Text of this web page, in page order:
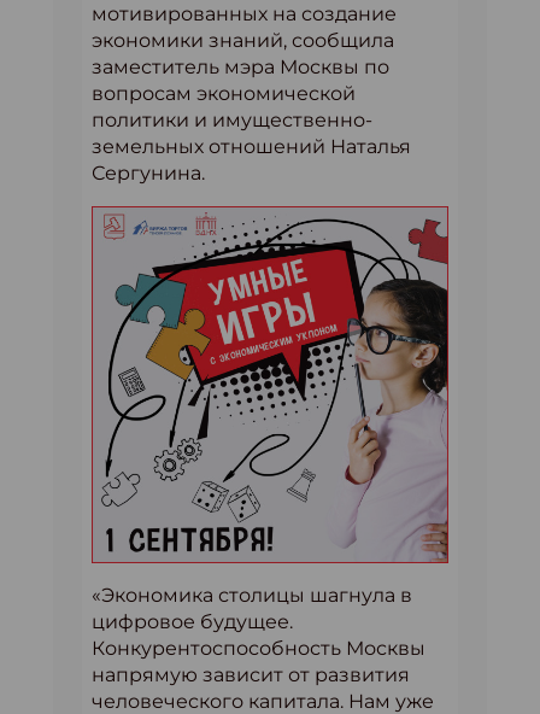
мотивированных на создание
экономики знаний, сообщила
заместитель мэра Москвы по
вопросам экономической
политики и имущественно-
земельных отношений Наталья
Сергунина.
«Экономика столицы шагнула в
цифровое будущее.
Конкурентоспособность Москвы
напрямую зависит от развития
человеческого капитала. Нам уже